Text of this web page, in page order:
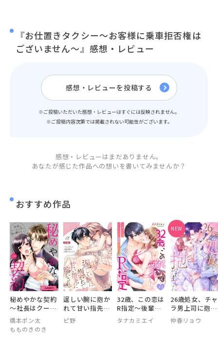
らも抜けられない暗闇のトンネルへ導かれてい
く・・・。
『お仕置きタクシー～お客様に乗車拒否権は
ございません～』感想・レビュー
感想・レビューを投稿する
※ご投稿いただいた感想・レビューはすぐには反映されません。
※ご投稿内容次第では掲載されない可能性がございます。
感想・レビューはまだありません。
あなたが感じた作品への想いを書いてみませんか？
おすすめ作品
秘めやかな契約
～社長はクール
に甘く、私を離
さない～
橋本ポン太
もものきのき
逞しい腕に抱か
れて甘い指先に
溶かされて～今
日も朝まで密着
ピ野
32歳、この恋は
R指定～後輩く
んにめちゃくち
ゃ溺愛されてま
タナカミエイ
NEW
26歳処女、チャ
ラ男上司に抱か
れました【電子
単行本版おまけ
仲春リョウ